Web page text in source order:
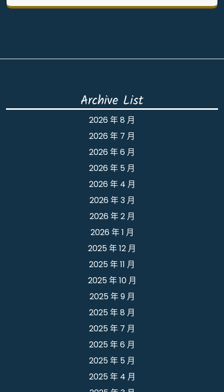
Archive List
2026 年 8 月
2026 年 7 月
2026 年 6 月
2026 年 5 月
2026 年 4 月
2026 年 3 月
2026 年 2 月
2026 年 1 月
2025 年 12 月
2025 年 11 月
2025 年 10 月
2025 年 9 月
2025 年 8 月
2025 年 7 月
2025 年 6 月
2025 年 5 月
2025 年 4 月